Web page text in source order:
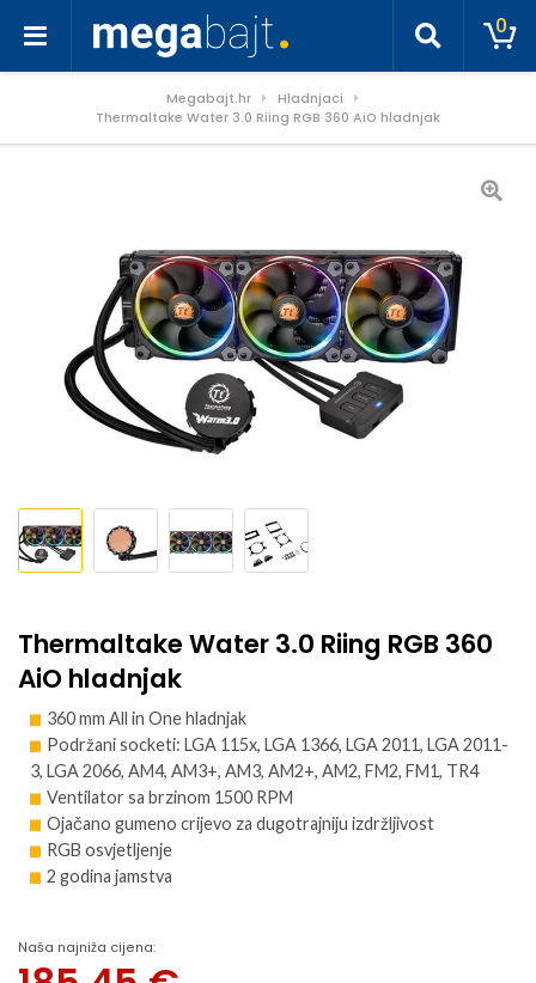
0
Megabajt.hr
Hladnjaci
Thermaltake Water 3.0 Riing RGB 360 AiO hladnjak
Thermaltake Water 3.0 Riing RGB 360
AiO hladnjak
360 mm All in One hladnjak
Podržani socketi: LGA 115x, LGA 1366, LGA 2011, LGA 2011-
3, LGA 2066, AM4, AM3+, AM3, AM2+, AM2, FM2, FM1, TR4
Ventilator sa brzinom 1500 RPM
Ojačano gumeno crijevo za dugotrajniju izdržljivost
RGB osvjetljenje
2 godina jamstva
Naša najniža cijena: